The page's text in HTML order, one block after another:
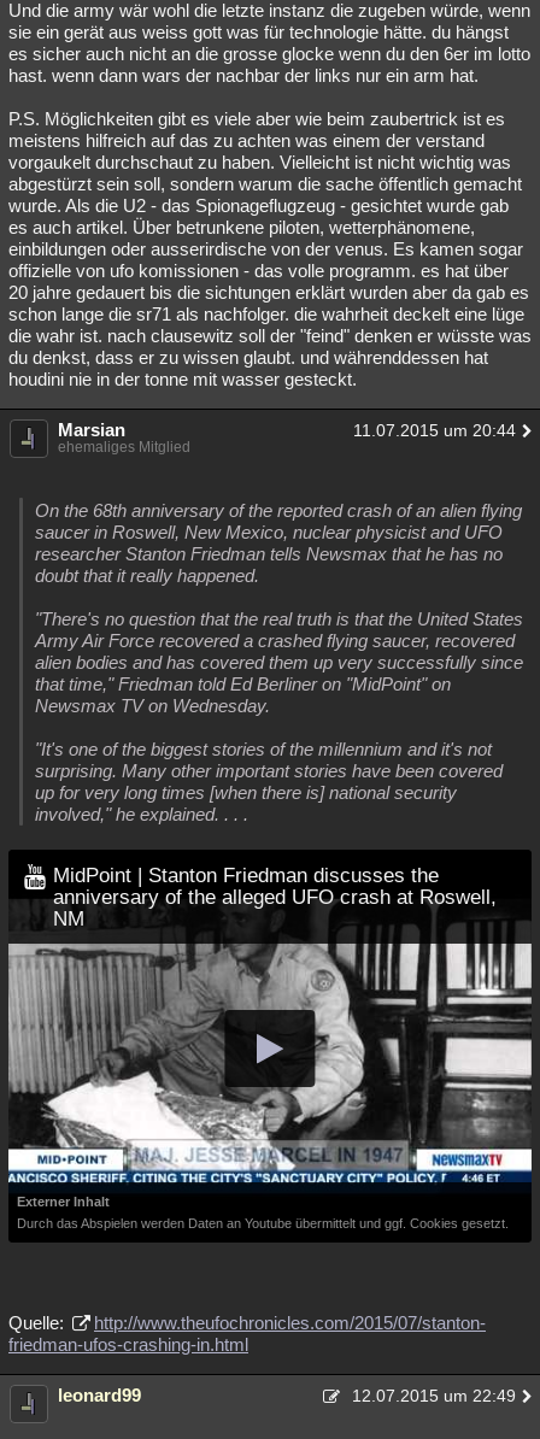
Und die army wär wohl die letzte instanz die zugeben würde, wenn
sie ein gerät aus weiss gott was für technologie hätte. du hängst
es sicher auch nicht an die grosse glocke wenn du den 6er im lotto
hast. wenn dann wars der nachbar der links nur ein arm hat.
P.S. Möglichkeiten gibt es viele aber wie beim zaubertrick ist es
meistens hilfreich auf das zu achten was einem der verstand
vorgaukelt durchschaut zu haben. Vielleicht ist nicht wichtig was
abgestürzt sein soll, sondern warum die sache öffentlich gemacht
wurde. Als die U2 - das Spionageflugzeug - gesichtet wurde gab
es auch artikel. Über betrunkene piloten, wetterphänomene,
einbildungen oder ausserirdische von der venus. Es kamen sogar
offizielle von ufo komissionen - das volle programm. es hat über
20 jahre gedauert bis die sichtungen erklärt wurden aber da gab es
schon lange die sr71 als nachfolger. die wahrheit deckelt eine lüge
die wahr ist. nach clausewitz soll der "feind" denken er wüsste was
du denkst, dass er zu wissen glaubt. und währenddessen hat
houdini nie in der tonne mit wasser gesteckt.
Marsian 11.07.2015 um 20:44
ehemaliges Mitglied
On the 68th anniversary of the reported crash of an alien flying
saucer in Roswell, New Mexico, nuclear physicist and UFO
researcher Stanton Friedman tells Newsmax that he has no
doubt that it really happened.
"There's no question that the real truth is that the United States
Army Air Force recovered a crashed flying saucer, recovered
alien bodies and has covered them up very successfully since
that time," Friedman told Ed Berliner on "MidPoint" on
Newsmax TV on Wednesday.
"It's one of the biggest stories of the millennium and it's not
surprising. Many other important stories have been covered
up for very long times [when there is] national security
involved," he explained. . . .
MidPoint | Stanton Friedman discusses the
anniversary of the alleged UFO crash at Roswell,
NM
Externer Inhalt
Durch das Abspielen werden Daten an Youtube übermittelt und ggf. Cookies gesetzt.
Quelle:
http://www.theufochronicles.com/2015/07/stanton-
friedman-ufos-crashing-in.html
leonard99 12.07.2015 um 22:49